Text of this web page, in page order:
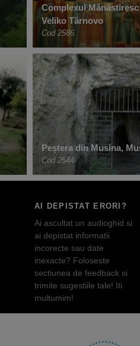
Complexul
Veliko Tărnovo
Cod 2586
Peștera din Musina,
Cod 2544
AI DEPISTAT ERORI?
Ai ascultat un audioghid si
ai depistat informatii
incorecte sau date
inexacte? Foloseste
sectiunea de feedback si
trimite sugestiile tale! Iti
multumim!